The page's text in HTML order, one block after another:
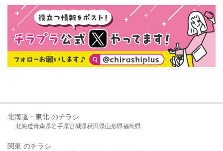
北海道・東北 のチラシ
北海道青森県岩手県宮城県秋田県山形県福島県
関東 のチラシ